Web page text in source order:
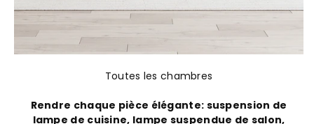
Toutes les chambres
Rendre chaque pièce élégante: suspension de
lampe de cuisine, lampe suspendue de salon,